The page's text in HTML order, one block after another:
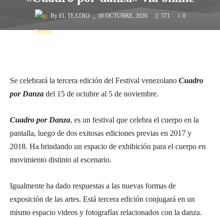
By EL TEATRO - 10 OCTUBRE, 2020 571 0
Se celebrará la tercera edición del Festival venezolano Cuadro
por Danza del 15 de octubre al 5 de noviembre.
Cuadro por Danza, es un festival que celebra el cuerpo en la
pantalla, luego de dos exitosas ediciones previas en 2017 y
2018. Ha brindando un espacio de exhibición para el cuerpo en
movimiento distinto al escenario.
Igualmente ha dado respuestas a las nuevas formas de
exposición de las artes. Está tercera edición conjugará en un
mismo espacio videos y fotografías relacionados con la danza.